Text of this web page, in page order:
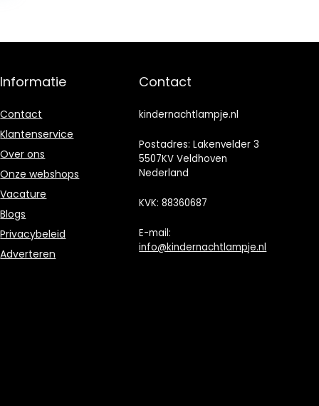
Informatie
Contact
Klantenservice
Over ons
Onze webshops
Vacature
Blogs
Privacybeleid
Adverteren
Contact
kindernachtlampje.nl
Postadres: Lakenvelder 3
5507KV Veldhoven
Nederland
KVK: 88360687
E-mail:
info@kindernachtlampje.nl